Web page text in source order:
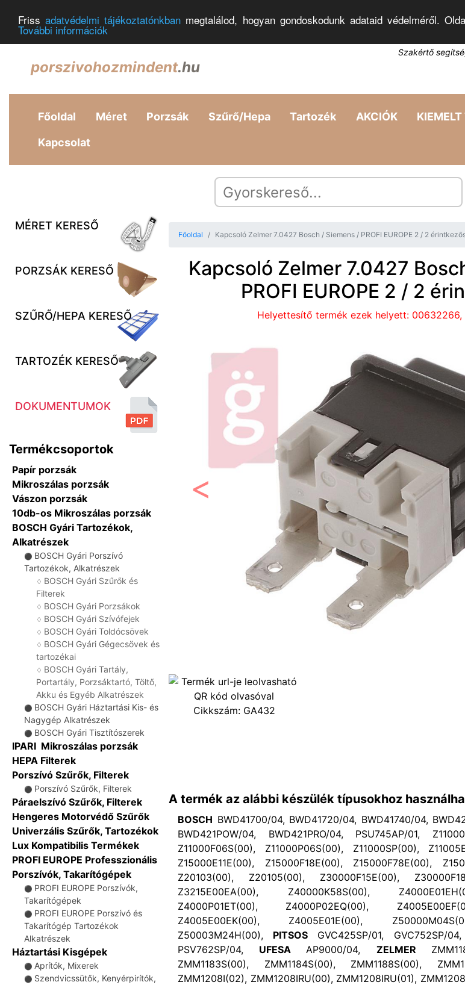
Frissadatvédelmi tájékoztatónkban megtalálod, hogyan gondoskodunk adataid védelméről.
További információk
porszivohozmindent.hu
Szakértő
Főoldal Méret Porzsák Szűrő/Hepa Tartozék AKCIÓK
Kapcsolat
MÉRET KERESŐ
PORZSÁK KERESŐ
SZŰRŐ/HEPA KERESŐ
TARTOZÉK KERESŐ
DOKUMENTUMOK
Termékcsoportok
Papír porzsák
Mikroszálas porzsák
Vászon porzsák
10db-os Mikroszálas porzsák
BOSCH Gyári Tartozékok,
Alkatrészek
⚫ BOSCH Gyári Porszívó
Tartozékok, Alkatrészek
♢ BOSCH Gyári Szűrők és
Filterek
♢ BOSCH Gyári Porzsákok
♢ BOSCH Gyári Szívófejek
♢ BOSCH Gyári Toldócsövek
♢ BOSCH Gyári Gégecsövek és
tartozékai
♢ BOSCH Gyári Tartály,
Portartály, Porzsáktartó, Töltő,
Akku és Egyéb Alkatrészek
⚫ BOSCH Gyári Háztartási Kis- és
Nagygép Alkatrészek
⚫ BOSCH Gyári Tisztítószerek
IPARI Mikroszálas porzsák
HEPA Filterek
Porszívó Szűrők, Filterek
⚫ Porszívó Szűrők, Filterek
Páraelszívó Szűrők, Filterek
Hengeres Motorvédő Szűrők
Univerzális Szűrők, Tartozékok
Lux Kompatibilis Termékek
PROFI EUROPE Professzionális
Porszívók, Takarítógépek
⚫ PROFI EUROPE Porszívók,
Takarítógépek
⚫ PROFI EUROPE Porszívó és
Takarítógép Tartozékok
Alkatrészek
Háztartási Kisgépek
⚫ Aprítók, Mixerek
⚫ Szendvicssütők, Kenyérpirítók,
Főoldal Kapcsoló Zelmer 7.0427 Bosch / Siemens / PROFI EUROPE 2 / 2
Kapcsoló Zelmer 7.0427
PROFI EUROPE 2 / 2
Helyettesítő termék ezek helyett: 00632266,
Előző
Cikkszám: GA432
A termék az alábbi készülék típusokhoz
BOSCH BWD41700/04, BWD41720/04, BWD41740/04,
BWD421POW/04, BWD421PRO/04, PSU745AP/01,
Z11000F06S(00), Z11000P06S(00), Z11000SP(00),
Z15000E11E(00), Z15000F18E(00), Z15000F78E(00),
Z20103(00), Z20105(00), Z30000F15E(00),
Z3215E00EA(00), Z40000K58S(00),
Z4000P01ET(00), Z4000P02EQ(00),
Z4005E00EK(00), Z4005E01E(00),
Z50003M24H(00), PITSOS GVC425SP/01, GVC752SP/
PSV762SP/04, UFESA AP9000/04, ZELMER
ZMM1183S(00), ZMM1184S(00), ZMM1188S(00),
ZMM1208I(02), ZMM1208IRU(00), ZMM1208IRU(01),